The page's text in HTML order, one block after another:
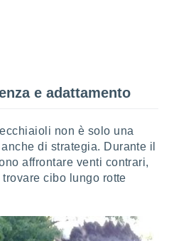
e adattamento
non è solo una
di strategia. Durante il
affrontare venti contrari,
cibo lungo rotte